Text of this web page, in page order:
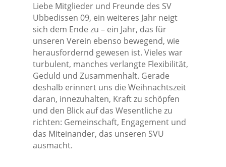
Liebe Mitglieder und Freunde des SV
Ubbedissen 09, ein weiteres Jahr neigt
sich dem Ende zu – ein Jahr, das für
unseren Verein ebenso bewegend, wie
herausfordernd gewesen ist. Vieles war
turbulent, manches verlangte Flexibilität,
Geduld und Zusammenhalt. Gerade
deshalb erinnert uns die Weihnachtszeit
daran, innezuhalten, Kraft zu schöpfen
und den Blick auf das Wesentliche zu
richten: Gemeinschaft, Engagement und
das Miteinander, das unseren SVU
ausmacht.